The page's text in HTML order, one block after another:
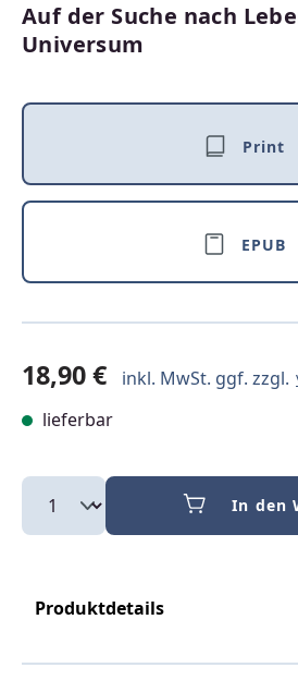
Auf der Suche nach
Universum
Print
EPUB
18,90 € inkl. MwSt. ggf. zzgl.
lieferbar
In den
Produktdetails